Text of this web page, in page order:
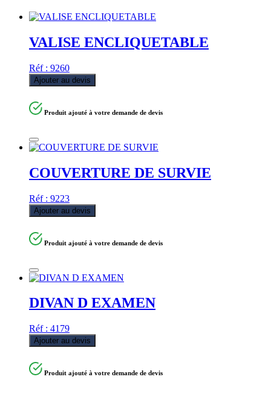
VALISE ENCLIQUETABLE
Réf : 9260
Ajouter au devis
Produit ajouté à votre demande de devis
COUVERTURE DE SURVIE
Réf : 9223
Ajouter au devis
Produit ajouté à votre demande de devis
DIVAN D EXAMEN
Réf : 4179
Ajouter au devis
Produit ajouté à votre demande de devis